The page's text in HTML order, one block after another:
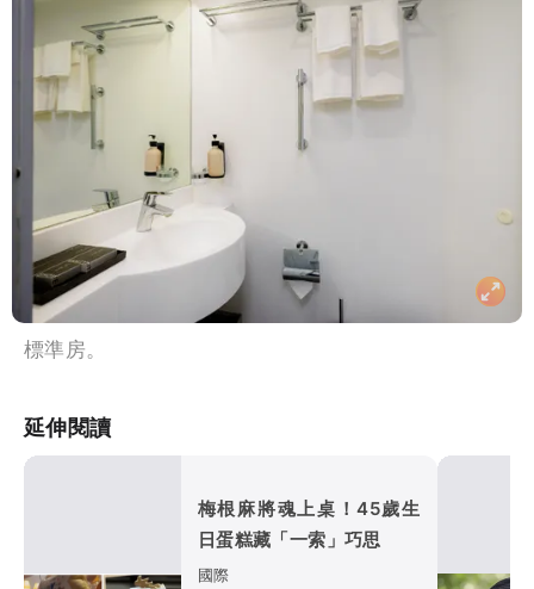
標準房。
延伸閱讀
梅根麻將魂上桌！45歲生
日蛋糕藏「一索」巧思
國際